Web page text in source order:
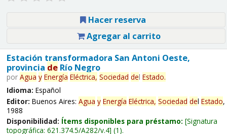
Hacer reserva
Agregar al carrito
Estación transformadora San Antoni Oeste,
provincia deRío Negro
por Agua y Energía Eléctrica, Sociedad del Estado.
Idioma: Español
Editor: Buenos Aires: Agua y Energía Eléctrica, Sociedad del Estado,
1988
Disponibilidad: Ítems disponibles para préstamo: Signatura
topográfica: 621.374.5/A282/v.4 (1).